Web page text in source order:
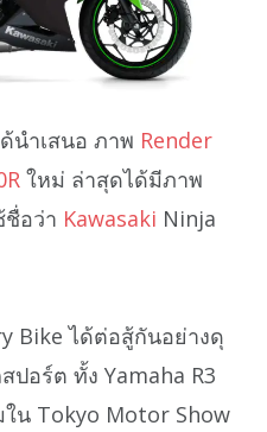
นำเสนอ ภาพ Render
ใหม่ ล่าสุดได้มีภาพ
อว่า Kawasaki Ninja
Bike ได้ต่อสู้กันอย่างดุ
ปอร์ต ทั้ง Yamaha R3
ใน Tokyo Motor Show